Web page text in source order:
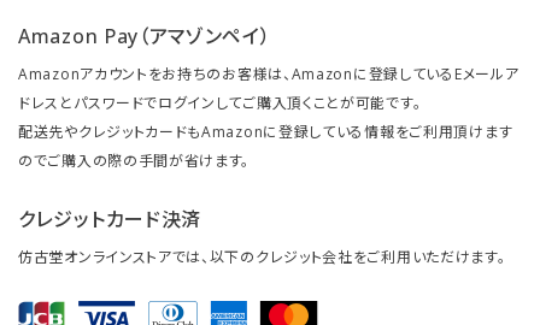
Amazon Pay（アマゾンペイ）
Amazonアカウントをお持ちのお客様は、Amazonに登録しているEメールア
ドレスとパスワードでログインしてご購入頂くことが可能です。
配送先やクレジットカードもAmazonに登録している情報をご利用頂けます
のでご購入の際の手間が省けます。
クレジットカード決済
仿古堂オンラインストアでは、以下のクレジット会社をご利用いただけます。